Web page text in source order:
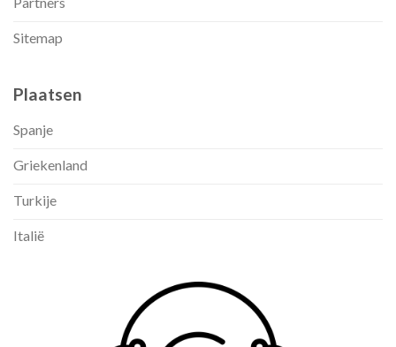
Sitemap
Plaatsen
Spanje
Griekenland
Turkije
Italië